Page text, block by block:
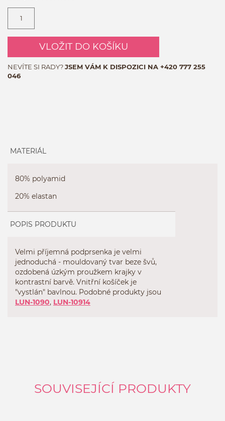
VLOŽIT DO KOŠÍKU
NEVÍTE SI RADY?JSEM VÁM K DISPOZICI NA +420 777 255
046
MATERIÁL
80% polyamid
20% elastan
POPIS PRODUKTU
Velmi příjemná podprsenka je velmi
jednoduchá - mouldovaný tvar beze švů,
ozdobená úzkým proužkem krajky v
kontrastní barvě. Vnitřní košíček je
"vystlán" bavlnou. Podobné produkty jsou
LUN-1090, LUN-10914
SOUVISEJÍCÍ PRODUKTY